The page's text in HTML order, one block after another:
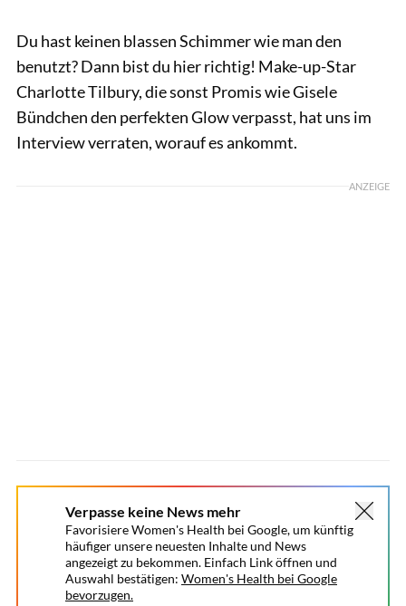
Du hast keinen blassen Schimmer wie man den
benutzt? Dann bist du hier richtig! Make-up-Star
Charlotte Tilbury, die sonst Promis wie Gisele
Bündchen den perfekten Glow verpasst, hat uns im
Interview verraten, worauf es ankommt.
ANZEIGE
Verpasse keine News mehr
Favorisiere Women's Health bei Google, um künftig
häufiger unsere neuesten Inhalte und News
angezeigt zu bekommen. Einfach Link öffnen und
Auswahl bestätigen: Women's Health bei Google
bevorzugen.